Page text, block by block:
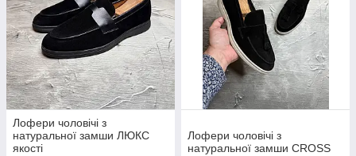
Лофери чоловічі з
натуральної замши ЛЮКС
якості
Лофери чоловічі з
натуральної замши CROSS